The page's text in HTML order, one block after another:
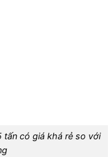
tấn có giá khá rẻ so với